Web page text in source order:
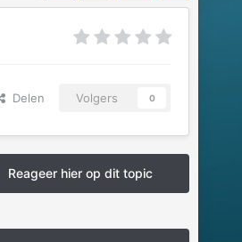
Delen Volgers 0
Reageer hier op dit topic